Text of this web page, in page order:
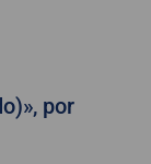
por